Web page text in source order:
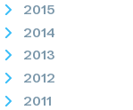
2015
2014
2013
2012
2011